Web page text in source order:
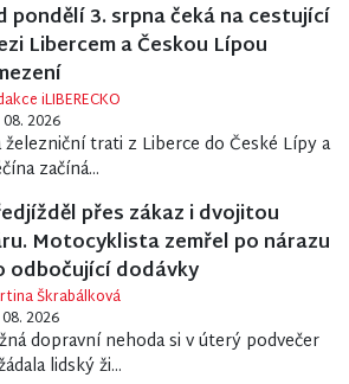
pondělí 3. srpna čeká na cestující
Libercem a Českou Lípou
iLIBERECKO
2026
železniční trati z Liberce do České Lípy a
začíná...
přes zákaz i dvojitou
Motocyklista zemřel po nárazu
odbočující dodávky
Škrabálková
2026
dopravní nehoda si v úterý podvečer
lidský ži...